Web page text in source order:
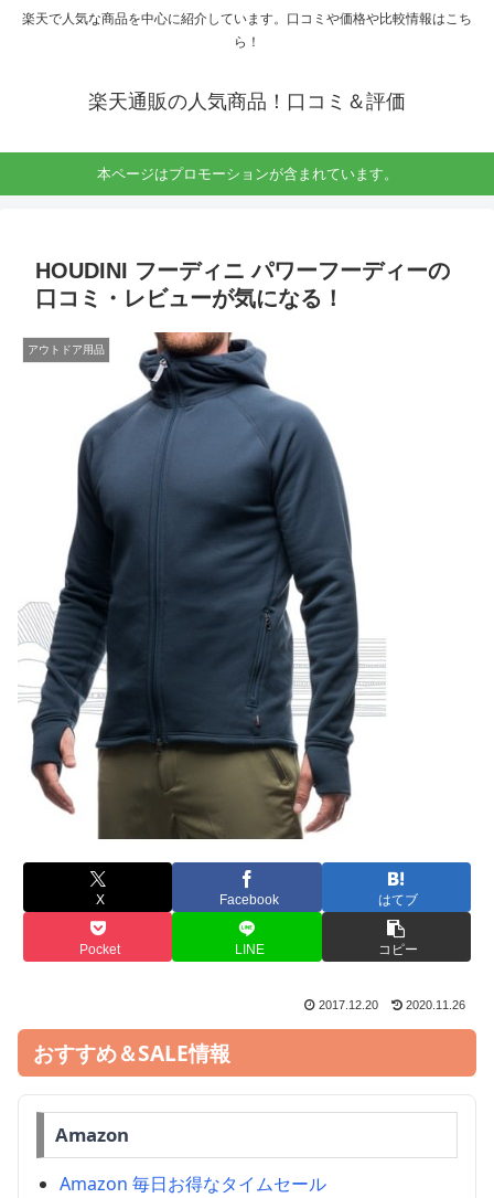
楽天で人気な商品を中心に紹介しています。口コミや価格や比較情報はこち
ら！
楽天通販の人気商品！口コミ＆評価
本ページはプロモーションが含まれています。
HOUDINI フーディニ パワーフーディーの
口コミ・レビューが気になる！
アウトドア用品
X Facebook はてブ
Pocket LINE コピー
2017.12.20 2020.11.26
おすすめ＆SALE情報
Amazon
Amazon 毎日お得なタイムセール